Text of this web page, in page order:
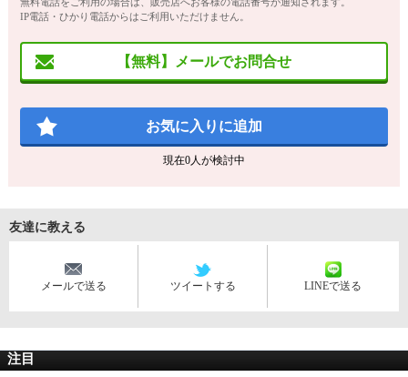
IP電話・ひかり電話からはご利用いただけません。
【無料】メールでお問合せ
お気に入りに追加
現在0人が検討中
友達に教える
メールで送る ツイートする LINEで送る
注目